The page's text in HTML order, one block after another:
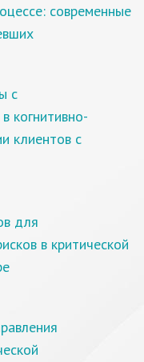
современные
с
когнитивно-
клиентов с
для
в критической